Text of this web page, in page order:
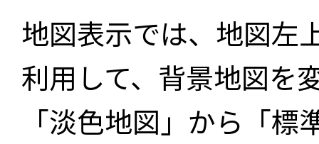
地図表示では、地図左
利用して、背景地図を
「淡色地図」から「